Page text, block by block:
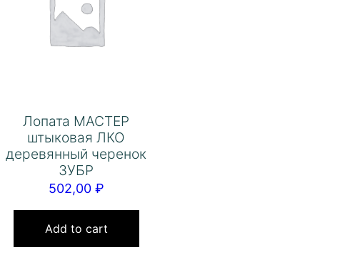
Лопата МАСТЕР
штыковая ЛКО
деревянный черенок
ЗУБР
502,00 ₽
Add to cart